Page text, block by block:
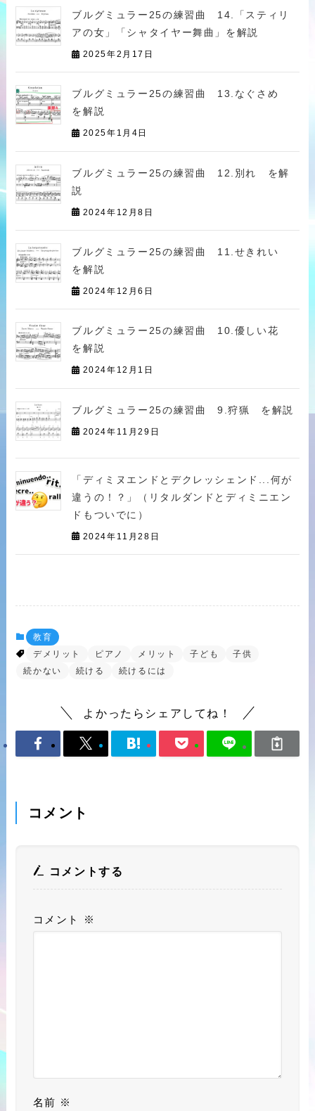
ブルグミュラー25の練習曲 14.「スティリ
アの女」「シャタイヤー舞曲」を解説
2025年2月17日
ブルグミュラー25の練習曲 13.なぐさめ
を解説
2025年1月4日
ブルグミュラー25の練習曲 12.別れ を解
説
2024年12月8日
ブルグミュラー25の練習曲 11.せきれい
を解説
2024年12月6日
ブルグミュラー25の練習曲 10.優しい花
を解説
2024年12月1日
ブルグミュラー25の練習曲 9.狩猟 を解説
2024年11月29日
「ディミヌエンドとデクレッシェンド...何が
違うの！？」（リタルダンドとディミニエン
ドもついでに）
2024年11月28日
教育
デメリット
ピアノ メリット 子ども
子供
続かない
続ける 続けるには
よかったらシェアしてね！
コメント
コメントする
コメント ※
名前 ※